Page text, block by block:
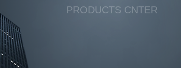
PRODUCTS CNTER